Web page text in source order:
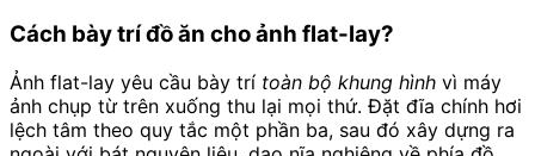
Cách bày trí đồ ăn cho ảnh flat-lay?
Ảnh flat-lay yêu cầu bày trí toàn bộ khung hình vì máy
ảnh chụp từ trên xuống thu lại mọi thứ. Đặt đĩa chính hơi
lệch tâm theo quy tắc một phần ba, sau đó xây dựng ra